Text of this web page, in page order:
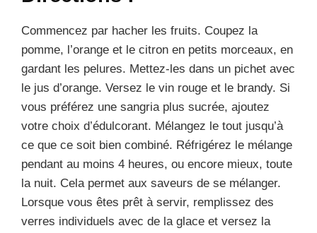
Commencez par hacher les fruits. Coupez la
pomme, l’orange et le citron en petits morceaux, en
gardant les pelures. Mettez-les dans un pichet avec
le jus d’orange. Versez le vin rouge et le brandy. Si
vous préférez une sangria plus sucrée, ajoutez
votre choix d’édulcorant. Mélangez le tout jusqu’à
ce que ce soit bien combiné. Réfrigérez le mélange
pendant au moins 4 heures, ou encore mieux, toute
la nuit. Cela permet aux saveurs de se mélanger.
Lorsque vous êtes prêt à servir, remplissez des
verres individuels avec de la glace et versez la